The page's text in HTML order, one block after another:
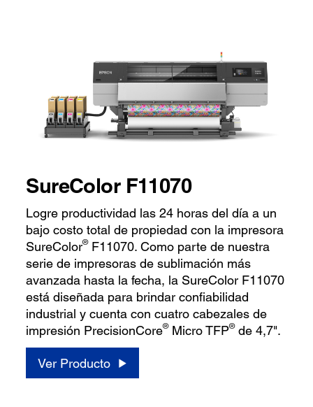
SureColor F11070
Logre productividad las 24 horas del día a un
bajo costo total de propiedad con la impresora
SureColor®F11070. Como parte de nuestra
serie de impresoras de sublimación más
avanzada hasta la fecha, la SureColor F11070
está diseñada para brindar confiabilidad
industrial y cuenta con cuatro cabezales de
impresión PrecisionCore®Micro TFP®de 4,7".
Ver Producto